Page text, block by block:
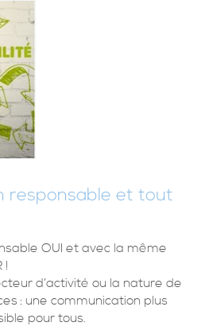
responsable et tout
OUI et avec la même
!
d’activité ou la nature de
: une communication plus
pour tous.